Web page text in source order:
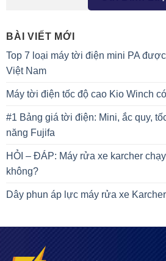
BÀI VIẾT MỚI
Top 7 loại máy tời điện mini PA
Việt Nam
Máy tời điện tốc độ cao Kio Winch
#1 Bảng giá tời điện: Mini, ắc quy,
năng Fujifa
HỎI – ĐÁP: Máy rửa xe karcher
không?
Dây phun áp lực máy rửa xe